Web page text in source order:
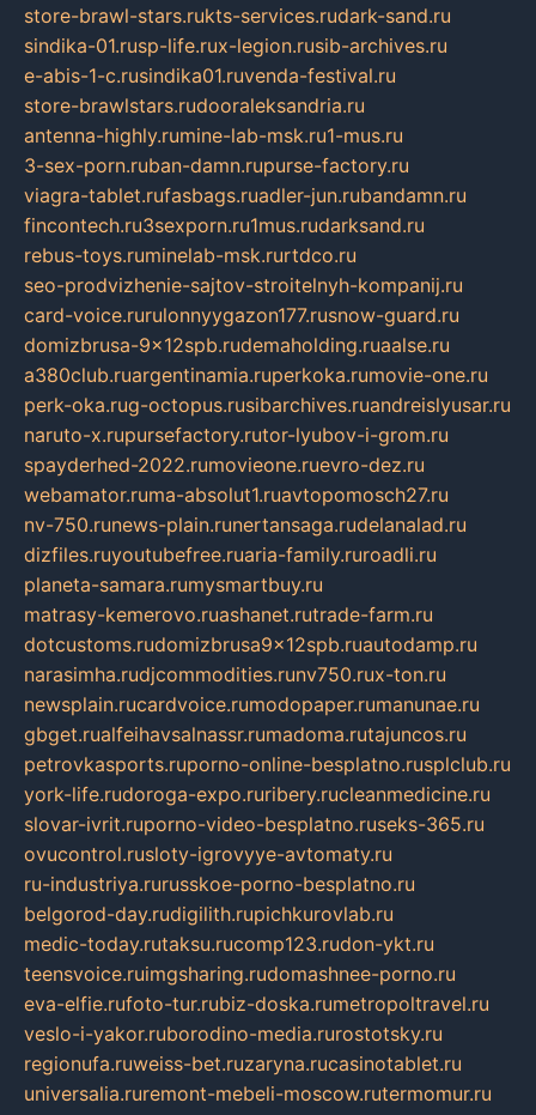
store-brawl-stars.rukts-services.rudark-sand.ru
sindika-01.rusp-life.rux-legion.rusib-archives.ru
e-abis-1-c.rusindika01.ruvenda-festival.ru
store-brawlstars.rudooraleksandria.ru
antenna-highly.rumine-lab-msk.ru1-mus.ru
3-sex-porn.ruban-damn.rupurse-factory.ru
viagra-tablet.rufasbags.ruadler-jun.rubandamn.ru
fincontech.ru3sexporn.ru1mus.rudarksand.ru
rebus-toys.ruminelab-msk.rurtdco.ru
seo-prodvizhenie-sajtov-stroitelnyh-kompanij.ru
card-voice.rurulonnyygazon177.rusnow-guard.ru
domizbrusa-9x12spb.rudemaholding.ruaalse.ru
a380club.ruargentinamia.ruperkoka.rumovie-one.ru
perk-oka.rug-octopus.rusibarchives.ruandreislyusar.ru
naruto-x.rupursefactory.rutor-lyubov-i-grom.ru
spayderhed-2022.rumovieone.ruevro-dez.ru
webamator.ruma-absolut1.ruavtopomosch27.ru
nv-750.runews-plain.runertansaga.rudelanalad.ru
dizfiles.ruyoutubefree.ruaria-family.ruroadli.ru
planeta-samara.rumysmartbuy.ru
matrasy-kemerovo.ruashanet.rutrade-farm.ru
dotcustoms.rudomizbrusa9x12spb.ruautodamp.ru
narasimha.rudjcommodities.runv750.rux-ton.ru
newsplain.rucardvoice.rumodopaper.rumanunae.ru
gbget.rualfeihavsalnassr.rumadoma.rutajuncos.ru
petrovkasports.ruporno-online-besplatno.rusplclub.ru
york-life.rudoroga-expo.ruribery.rucleanmedicine.ru
slovar-ivrit.ruporno-video-besplatno.ruseks-365.ru
ovucontrol.rusloty-igrovyye-avtomaty.ru
ru-industriya.rurusskoe-porno-besplatno.ru
belgorod-day.rudigilith.rupichkurovlab.ru
medic-today.rutaksu.rucomp123.rudon-ykt.ru
teensvoice.ruimgsharing.rudomashnee-porno.ru
eva-elfie.rufoto-tur.rubiz-doska.rumetropoltravel.ru
veslo-i-yakor.ruborodino-media.rurostotsky.ru
regionufa.ruweiss-bet.ruzaryna.rucasinotablet.ru
universalia.ruremont-mebeli-moscow.rutermomur.ru